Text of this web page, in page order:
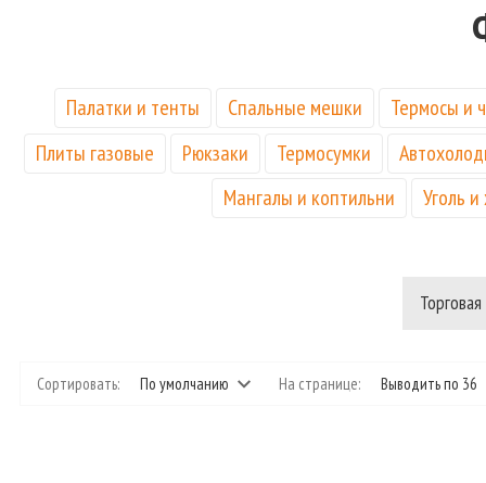
Палатки и тенты Спальные мешки
Термосы и
Плиты газовые
Рюкзаки Термосумки
Мангалы и коптильни
Уголь
Сортировать: По умолчанию На странице: Выводить по 36